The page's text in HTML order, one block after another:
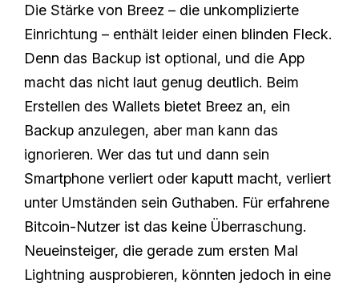
Die Stärke von Breez – die unkomplizierte
Einrichtung – enthält leider einen blinden Fleck.
Denn das Backup ist optional, und die App
macht das nicht laut genug deutlich. Beim
Erstellen des Wallets bietet Breez an, ein
Backup anzulegen, aber man kann das
ignorieren. Wer das tut und dann sein
Smartphone verliert oder kaputt macht, verliert
unter Umständen sein Guthaben. Für erfahrene
Bitcoin-Nutzer ist das keine Überraschung.
Neueinsteiger, die gerade zum ersten Mal
Lightning ausprobieren, könnten jedoch in eine